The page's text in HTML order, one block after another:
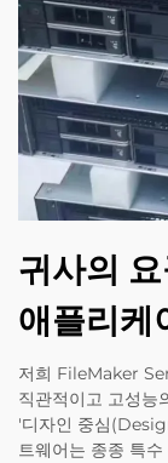
귀사의
애플리케
저희 FileMaker
직관적이고 고성능
'디자인 중심
트웨어는 종종 특